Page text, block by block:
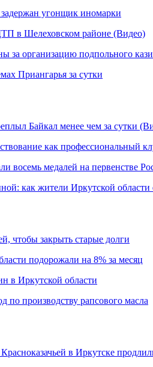
угонщик иномарки
в Шелеховском районе (Видео)
за организацию подпольного
Приангарья за сутки
Байкал менее чем за сутки
как профессиональный
восемь медалей на первенстве
как жители Иркутской
чтобы закрыть старые долги
подорожали на 8% за месяц
в Иркутской области
по производству рапсового масла
в Иркутске